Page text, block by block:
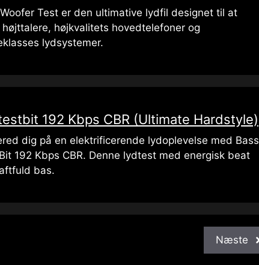
Test er den ultimative lydfil designet til at
højkvalitets hovedtelefoner og
lydsystemer.
192 Kbps CBR (Ultimate Hardstyle)
dig på en elektrificerende lydoplevelse med Bass
192 Kbps CBR. Denne lydtest med energisk beat
bas.
Næste